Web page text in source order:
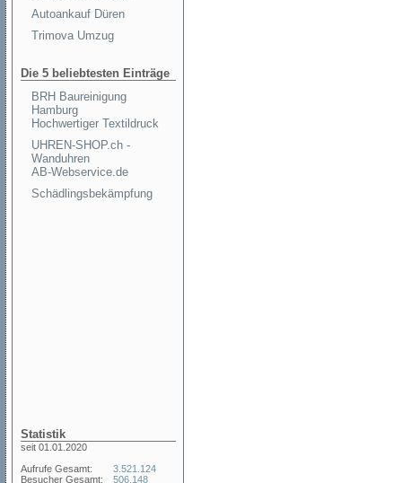
Autoankauf Düren
Trimova Umzug
Die 5 beliebtesten Einträge
BRH Baureinigung
Hamburg
Hochwertiger Textildruck
UHREN-SHOP.ch -
Wanduhren
AB-Webservice.de
Schädlingsbekämpfung
Statistik
seit 01.01.2020
Aufrufe Gesamt:
Besucher Gesamt:
3.521.124
506.148